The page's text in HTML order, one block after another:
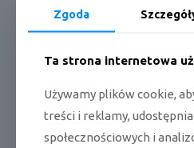
ZAKRES TEMPERATUR PRACY
Grzanie
Chłodzenie
WYMIARY / WAGA
Zgoda
Ta strona internetowa
Używamy plików cookie,
treści i reklamy,
społecznościowych i